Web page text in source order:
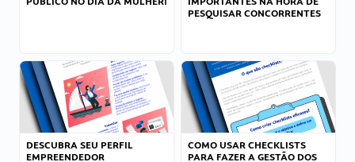
PESQUISAR CONCORRENTES
DESCUBRA SEU PERFIL
EMPREENDEDOR
COMO USAR CHECKLISTS
PARA FAZER A GESTÃO DOS